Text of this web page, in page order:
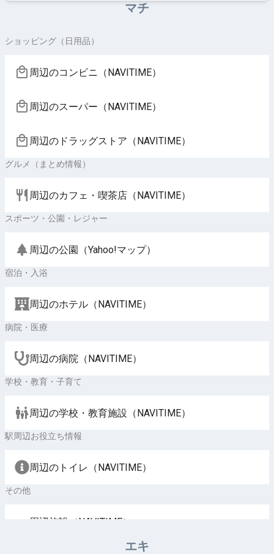
マチ
ショッピング（日用品）
周辺のコンビニ（NAVITIME）
周辺のスーパー（NAVITIME）
周辺のドラッグストア（NAVITIME）
グルメ（まとめ情報）
周辺のカフェ・喫茶店（NAVITIME）
スポーツ・公園・レジャー
周辺の公園（Yahoo!マップ）
宿泊・入浴
周辺のホテル（NAVITIME）
病院・医療
周辺の病院（NAVITIME）
学校・教育・子育て
周辺の学校・教育施設（NAVITIME）
駅周辺お役立ち情報
周辺のトイレ（NAVITIME）
その他
周辺施設（NAVITIME）
エキ